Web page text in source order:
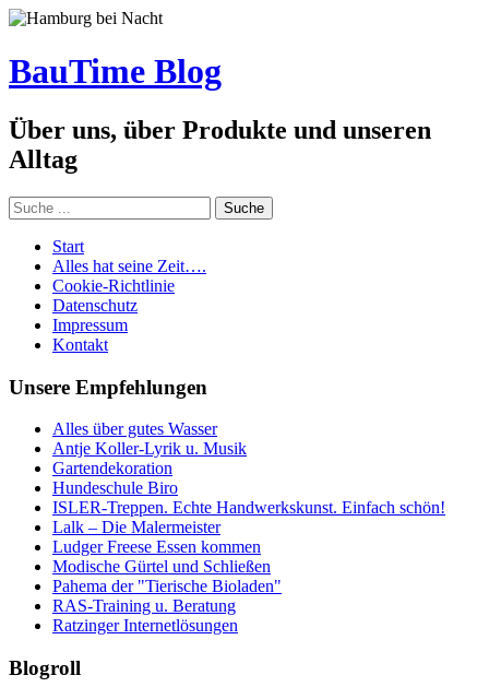
BauTime Blog
Über uns, über Produkte und unseren
Alltag
Start
Alles hat seine Zeit….
Cookie-Richtlinie
Datenschutz
Impressum
Kontakt
Unsere Empfehlungen
Alles über gutes Wasser
Antje Koller-Lyrik u. Musik
Gartendekoration
Hundeschule Biro
ISLER-Treppen. Echte Handwerkskunst. Einfach schön!
Lalk – Die Malermeister
Ludger Freese Essen kommen
Modische Gürtel und Schließen
Pahema der "Tierische Bioladen"
RAS-Training u. Beratung
Ratzinger Internetlösungen
Blogroll